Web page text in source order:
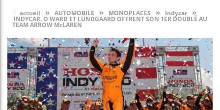
accueil » AUTOMOBILE » MONOPLACES » Indycar »
INDYCAR. O WARD ET LUNDGAARD OFFRENT SON 1ER DOUBLÉ AU
TEAM ARROW McLAREN